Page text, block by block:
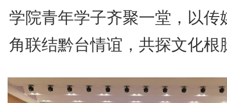
学院青年学子齐聚一堂，以传
角联结黔台情谊，共探文化根